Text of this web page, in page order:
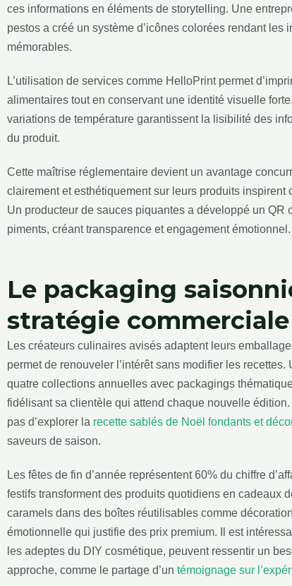
ces informations en éléments de storytelling. Une
pestos a créé un système d’icônes colorées rendant
mémorables.
L’utilisation de services comme HelloPrint permet
alimentaires tout en conservant une identité visuelle
variations de température garantissent la lisibilité des
du produit.
Cette maîtrise réglementaire devient un avantage
clairement et esthétiquement sur leurs produits
Un producteur de sauces piquantes a développé un
piments, créant transparence et engagement émotionnel.
Le packaging
stratégie commerciale
Les créateurs culinaires avisés adaptent leurs
permet de renouveler l’intérêt sans modifier les
quatre collections annuelles avec packagings
fidélisant sa clientèle qui attend chaque nouvelle
pas d’explorer la recette sablés de Noël fondants et
saveurs de saison.
Les fêtes de fin d’année représentent 60% du chiffre
festifs transforment des produits quotidiens en cadeaux
caramels dans des boîtes réutilisables comme
émotionnelle qui justifie des prix premium. Il est
les adeptes du DIY cosmétique, peuvent ressentir un
approche, comme le partage d’un témoignage sur